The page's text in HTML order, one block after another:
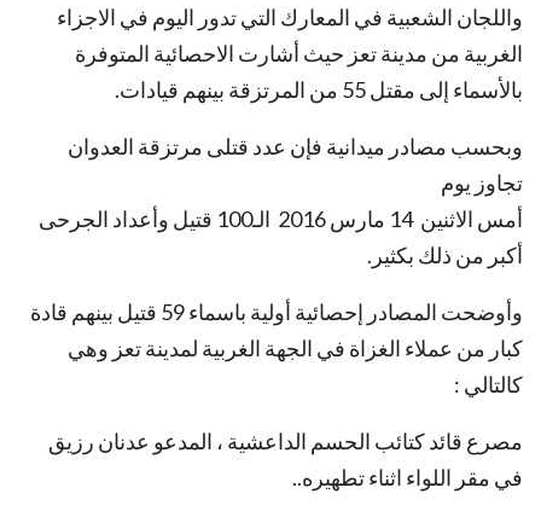
واللجان الشعبية في المعارك التي تدور اليوم في الاجزاء
الغربية من مدينة تعز حيث أشارت الاحصائية المتوفرة
بالأسماء إلى مقتل 55 من المرتزقة بينهم قيادات.
وبحسب مصادر ميدانية فإن عدد قتلى مرتزقة العدوان
تجاوز يوم
أمس الاثنين 14 مارس 2016 الـ100 قتيل وأعداد الجرحى
أكبر من ذلك بكثير.
وأوضحت المصادر إحصائية أولية باسماء 59 قتيل بينهم قادة
كبار من عملاء الغزاة في الجهة الغربية لمدينة تعز وهي
كالتالي :
مصرع قائد كتائب الحسم الداعشية ، المدعو عدنان رزيق
في مقر اللواء اثناء تطهيره..